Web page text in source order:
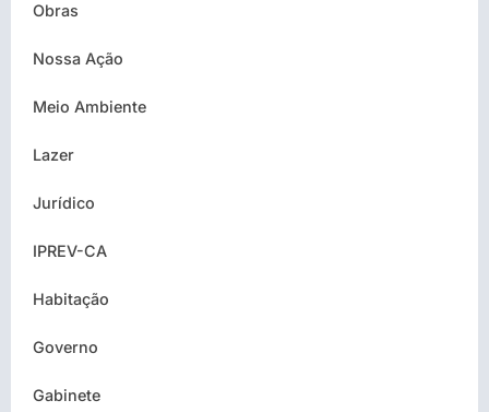
Obras
Nossa Ação
Meio Ambiente
Lazer
Jurídico
IPREV-CA
Habitação
Governo
Gabinete